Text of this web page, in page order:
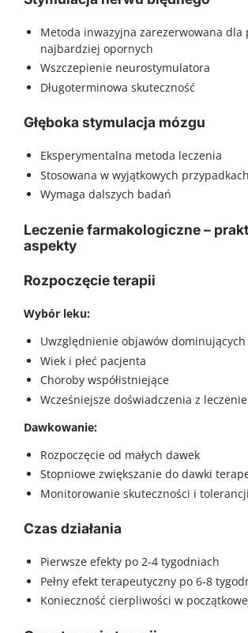
Metoda inwazyjna zarezerwowana dla
najbardziej opornych
Wszczepienie neurostymulatora
Długoterminowa skuteczność
Głęboka stymulacja mózgu
Eksperymentalna metoda leczenia
Stosowana w wyjątkowych przypadkach
Wymaga dalszych badań
Leczenie farmakologiczne –
aspekty
Rozpoczęcie terapii
Wybór leku:
Uwzględnienie objawów dominujących
Wiek i płeć pacjenta
Choroby współistniejące
Wcześniejsze doświadczenia z
Dawkowanie:
Rozpoczęcie od małych dawek
Stopniowe zwiększanie do dawki
Monitorowanie skuteczności i tolerancji
Czas działania
Pierwsze efekty po 2-4 tygodniach
Pełny efekt terapeutyczny po 6-8
Konieczność cierpliwości w